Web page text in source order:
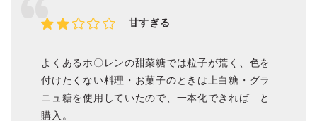
甘すぎる
よくあるホ〇レンの甜菜糖では粒子が荒く、色を
付けたくない料理・お菓子のときは上白糖・グラ
ニュ糖を使用していたので、一本化できれば…と
購入。